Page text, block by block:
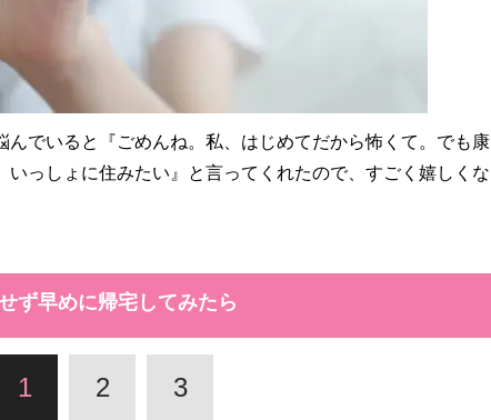
んでいると『ごめんね。私、はじめてだから怖くて。でも康
っしょに住みたい』と言ってくれたので、すごく嬉しくな
ず早めに帰宅してみたら
1 2 3